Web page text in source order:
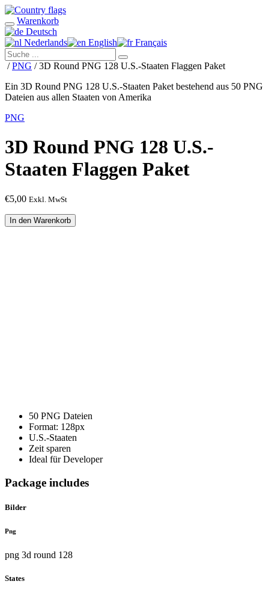
Warenkorb
Deutsch
Nederlands
English Français
/PNG / 3D Round PNG 128 U.S.-Staaten Flaggen Paket
Ein 3D Round PNG 128 U.S.-Staaten Paket bestehend aus 50 PNG
Dateien aus allen Staaten von Amerika
PNG
3D Round PNG 128 U.S.-
Staaten Flaggen Paket
€5,00 Exkl. MwSt
3D
Round
In den Warenkorb
50 PNG Dateien
Format: 128px
U.S.-Staaten
Zeit sparen
Ideal für Developer
Package includes
Bilder
Png
png 3d round 128
States